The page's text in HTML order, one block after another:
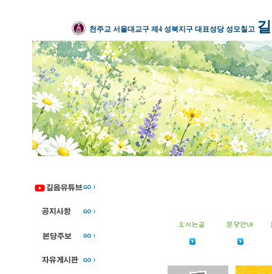
천주교 서울대교구 제4 성북지구 대표성당 성모칠고